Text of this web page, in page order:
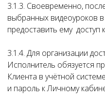
3.1.3. Своевременно,
выбранных видеоуроков
предоставить ему доступ
3.1.4. Для организации
Исполнитель обязуется
Клиента в учётной
и пароль к Личному